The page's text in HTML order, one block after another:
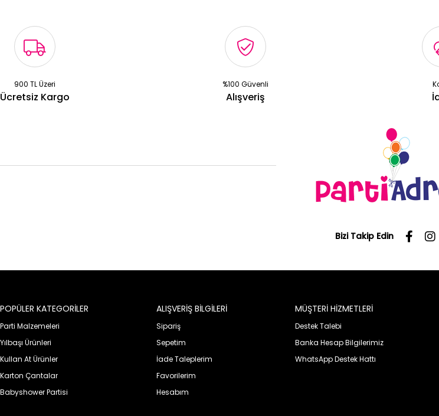
900 TL Üzeri
Ücretsiz Kargo
%100 Güvenli
Alışveriş
Bizi Takip Edin
POPÜLER KATEGORİLER
Parti Malzemeleri
Yılbaşı Ürünleri
Kullan At Ürünler
Karton Çantalar
Babyshower Partisi
ALIŞVERİŞ BİLGİLERİ
Sipariş
Sepetim
İade Taleplerim
Favorilerim
Hesabım
MÜŞTERİ HİZMETLERİ
Destek Talebi
Banka Hesap Bilgilerimiz
WhatsApp Destek Hattı